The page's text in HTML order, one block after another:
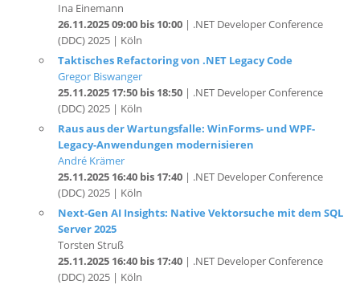
(DDC) 2025 | Köln
Taktisches Refactoring von .NET Legacy Code
Gregor Biswanger
25.11.2025 17:50 bis 18:50| .NET Developer Conference
(DDC) 2025 | Köln
Raus aus der Wartungsfalle: WinForms- und WPF-
Legacy-Anwendungen modernisieren
André Krämer
25.11.2025 16:40 bis 17:40| .NET Developer Conference
(DDC) 2025 | Köln
Next-Gen AI Insights: Native Vektorsuche mit dem SQL
Server 2025
Torsten Struß
25.11.2025 16:40 bis 17:40
(DDC) 2025 | Köln
Moderne Cross-Plattform-Applikationen mit .NET
Roland König